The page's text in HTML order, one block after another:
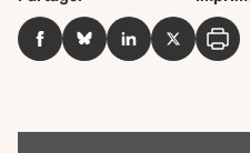
FacebookBlueSkyLinkedInTwitter